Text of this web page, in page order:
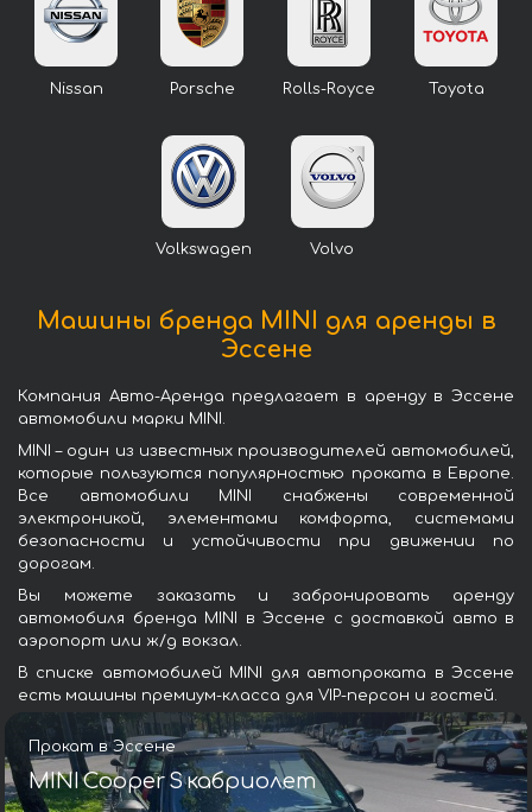
Nissan Porsche Rolls-Royce Toyota
Volkswagen Volvo
Машины бренда MINI для аренды в
Эссене
Компания Авто-Аренда предлагает в аренду в Эссене
автомобили марки MINI.
MINI – один из известных производителей автомобилей,
которые пользуются популярностью проката в Европе.
Все автомобили MINI снабжены современной
электроникой, элементами комфорта, системами
безопасности и устойчивости при движении по
дорогам.
Вы можете заказать и забронировать аренду
автомобиля бренда MINI в Эссене с доставкой авто в
аэропорт или ж/д вокзал.
В списке автомобилей MINI для автопроката в Эссене
есть машины премиум-класса для VIP-персон и гостей.
Прокат в Эссене
MINI Cooper S кабриолет